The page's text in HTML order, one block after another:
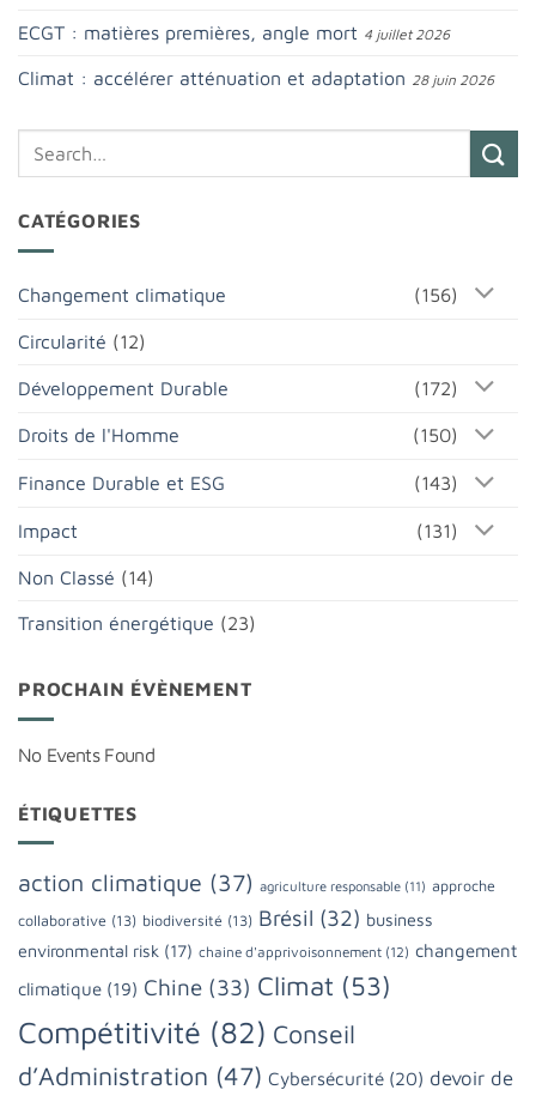
ECGT : matières premières, angle mort 4 juillet 2026
Climat : accélérer atténuation et adaptation 28 juin 2026
CATÉGORIES
Changement climatique (156)
Circularité (12)
Développement Durable (172)
Droits de l'Homme (150)
Finance Durable et ESG (143)
Impact (131)
Non Classé (14)
Transition énergétique (23)
PROCHAIN ÉVÈNEMENT
No Events Found
ÉTIQUETTES
action climatique (37) agriculture responsable (11) approche
collaborative (13) biodiversité (13) Brésil (32) business
environmental risk (17) chaine d'apprivoisonnement (12) changement
climatique (19) Chine (33) Climat (53)
Compétitivité (82) Conseil
d’Administration (47) Cybersécurité (20) devoir de